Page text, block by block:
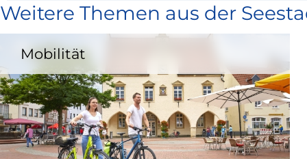
Weitere Themen aus der
Mobilität